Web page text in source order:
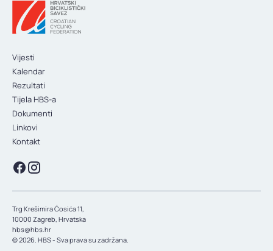
Vijesti
Kalendar
Rezultati
Tijela HBS-a
Dokumenti
Linkovi
Kontakt
© 2026. HBS - Sva prava su zadržana.
Trg Krešimira Ćosića 11,
10000 Zagreb, Hrvatska
hbs@hbs.hr